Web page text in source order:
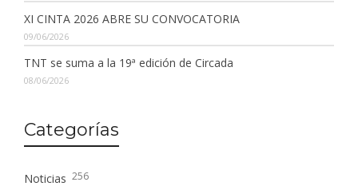
XI CINTA 2026 ABRE SU CONVOCATORIA
09/06/2026
TNT se suma a la 19ª edición de Circada
08/06/2026
Categorías
Noticias 256